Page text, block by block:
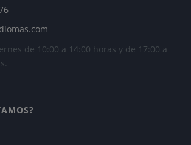
de 10:00 a 14:00 horas y de 17:00 a